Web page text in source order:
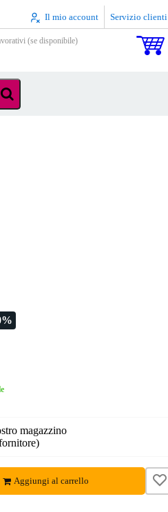
Il mio account Servizio clienti
(se disponibile)
magazzino
Aggiungi al carrello